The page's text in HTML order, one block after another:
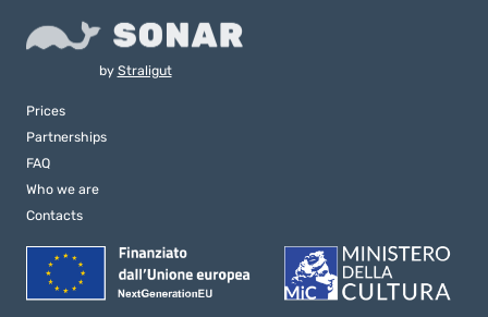
by Straligut
Prices
Partnerships
FAQ
Who we are
Contacts